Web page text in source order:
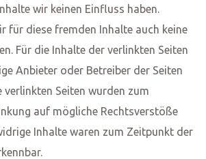
wir keinen Einfluss haben.
für diese fremden Inhalte auch keine
Für die Inhalte der verlinkten Seiten
Anbieter oder Betreiber der Seiten
Seiten wurden zum
auf mögliche Rechtsverstöße
Inhalte waren zum Zeitpunkt der